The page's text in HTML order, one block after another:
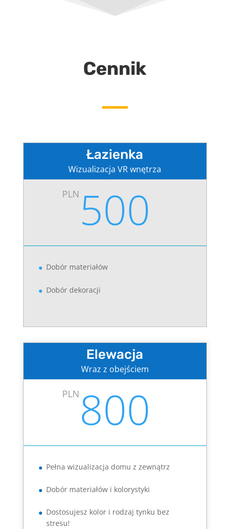
Cennik
Łazienka
Wizualizacja VR wnętrza
PLN 500
Dobór materiałów
Dobór dekoracji
Elewacja
Wraz z obejściem
PLN 800
Pełna wizualizacja domu z zewnątrz
Dobór materiałów i kolorystyki
Dostosujesz kolor i rodzaj tynku bez
stresu!